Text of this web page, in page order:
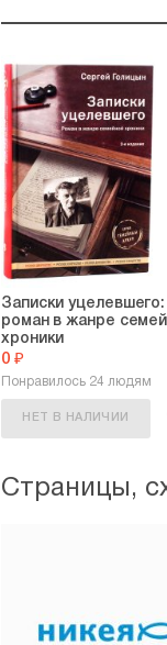
Записки уцелевшего:
роман в жанре
хроники
0 ₽
Понравилось 24 людям
НЕТ В НАЛИЧИИ
Страницы,